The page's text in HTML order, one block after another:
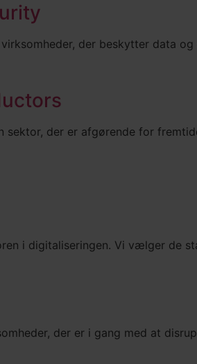
der beskytter data
sektor, der er afgørende for
i digitaliseringen. Vi vælger de
der er i gang med at